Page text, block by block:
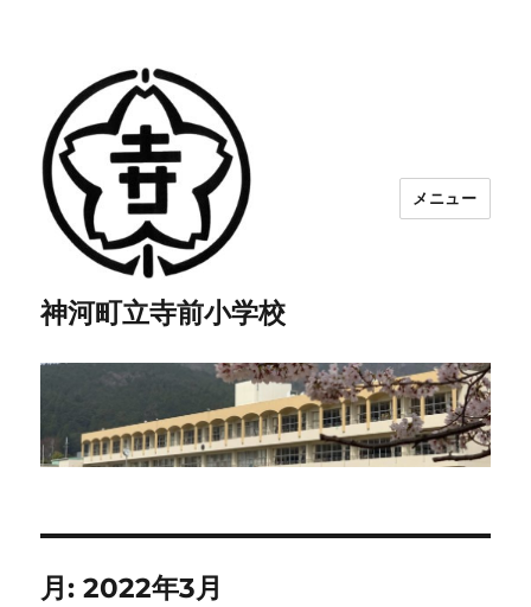
神河町立寺前小学校
メニュー
月:2022年3月